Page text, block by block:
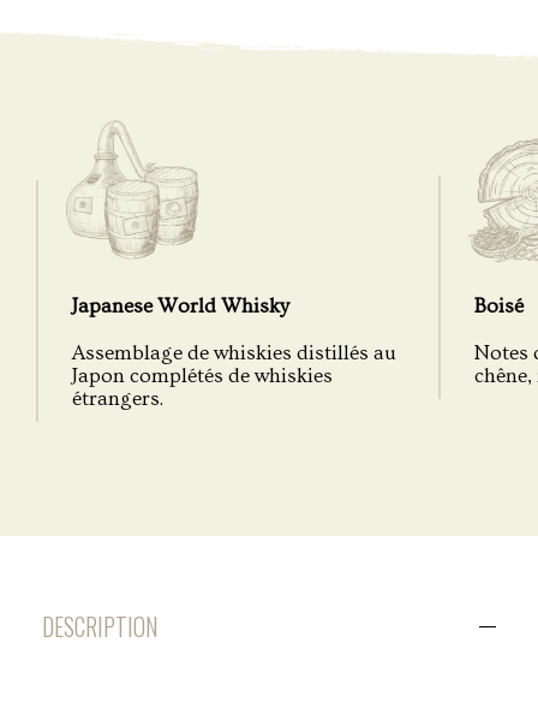
DESCRIPTION
Japanese World Whisky
Assemblage de whiskies distillés au
Japon complétés de whiskies
étrangers.
Boisé
Notes
chêne,